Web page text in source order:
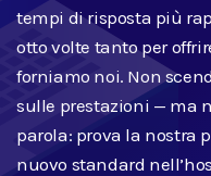
tempi di risposta più
otto volte tanto per
forniamo noi. Non
sulle prestazioni — ma
parola: prova la nostra
nuovo standard